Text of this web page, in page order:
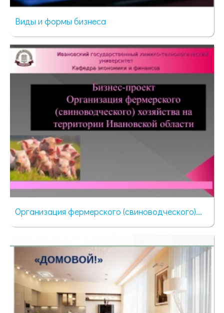
Виды и формы бизнеса
64 просмотра
Организация фермерского (свиноводческого)...